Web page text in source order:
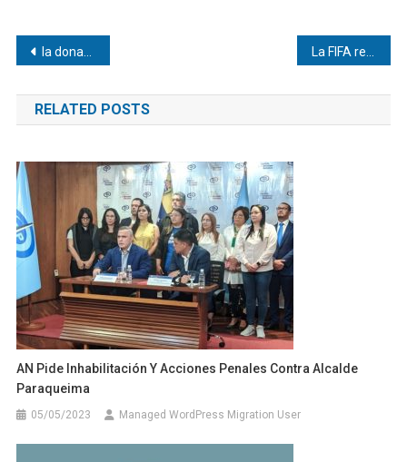
Navegación
de
entradas
la donación de Melinda French Gates
RELATED POSTS
AN Pide Inhabilitación Y Acciones Penales Contra Alcalde
Paraqueima
05/05/2023 Managed WordPress Migration User